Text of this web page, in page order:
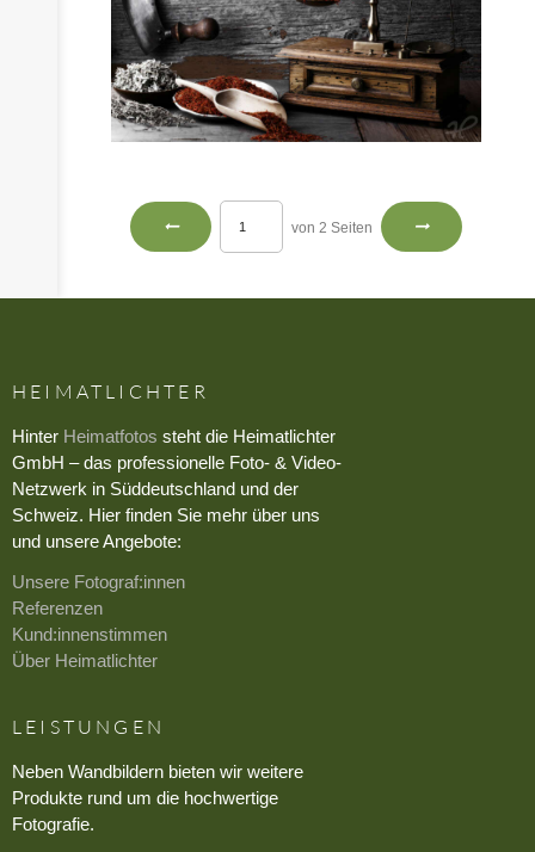
von 2 Seiten
HEIMATLICHTER
Hinter Heimatfotos steht die Heimatlichter
GmbH – das professionelle Foto- & Video-
Netzwerk in Süddeutschland und der
Schweiz. Hier finden Sie mehr über uns
und unsere Angebote:
Unsere Fotograf:innen
Referenzen
Kund:innenstimmen
Über Heimatlichter
LEISTUNGEN
Neben Wandbildern bieten wir weitere
Produkte rund um die hochwertige
Fotografie.